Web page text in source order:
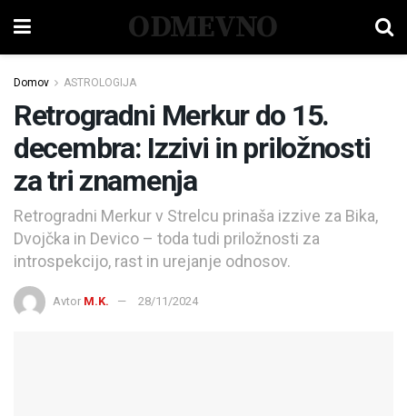
ODMEVNO
Domov ASTROLOGIJA
Retrogradni Merkur do 15.
decembra: Izzivi in priložnosti
za tri znamenja
Retrogradni Merkur v Strelcu prinaša izzive za Bika,
Dvojčka in Devico – toda tudi priložnosti za
introspekcijo, rast in urejanje odnosov.
Avtor M.K. 28/11/2024